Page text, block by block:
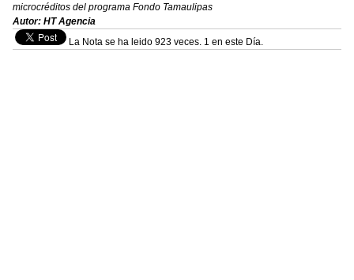
microcréditos del programa Fondo Tamaulipas
Autor: HT Agencia
La Nota se ha leido 923 veces. 1 en este Día.